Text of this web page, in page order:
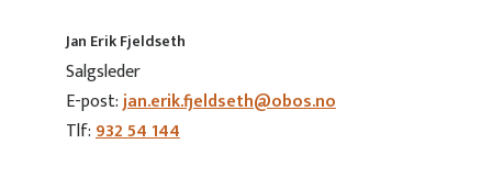
Jan Erik Fjeldseth
Salgsleder
E-post:jan.erik.fjeldseth@obos.no
Tlf:932 54 144